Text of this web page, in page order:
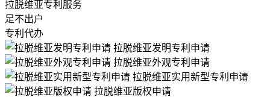
拉脱维亚专利服务
足不出户
专利代办
拉脱维亚发明专利申请
拉脱维亚外观专利申请
拉脱维亚实用新型专利申请
拉脱维亚版权申请